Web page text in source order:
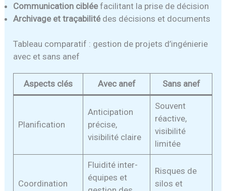
Communication cibléefacilitant la prise de décision
Archivage et traçabilitédes décisions et documents
Tableau comparatif : gestion de projets d’ingénierie
avec et sans anef
Aspects clés Avec anef Sans anef
Planification
Anticipation
précise,
visibilité claire
Souvent
réactive,
visibilité
limitée
Coordination
Fluidité inter-
équipes et
Risques de
silos et